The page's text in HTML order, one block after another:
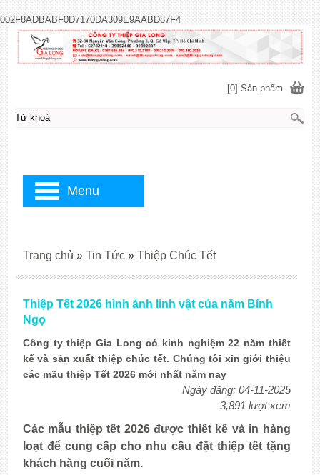
002F8ADBABF0D7170DA309E9AABD87F4
Thiệp Tết 2026 hình ảnh linh vật của năm Bính
Ngọ
Công ty thiệp Gia Long có kinh nghiệm 22 năm thiết
kế và sản xuất thiệp chúc tết. Chúng tôi xin giới thiệu
các mãu thiệp Tết 2026 mới nhất năm nay
Ngày đăng: 04-11-2025
3,891 lượt xem
Các mẫu thiệp tết 2026 được thiết kế và in hàng
loạt để cung cấp cho nhu cầu đặt thiệp tết tặng
khách hàng cuối năm.
Trang chủ » Tin Tức » Thiệp Chúc Tết
[0] Sản phẩm
Menu